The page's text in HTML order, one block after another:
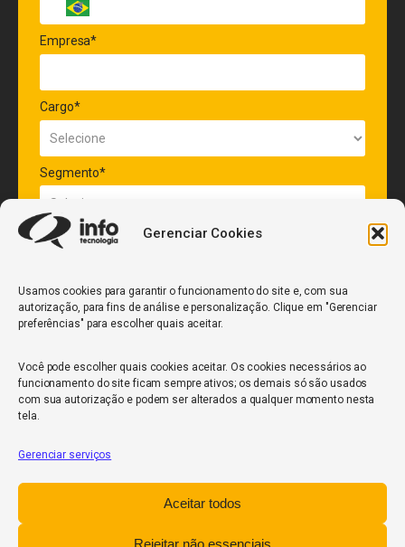
Gerenciar Cookies
Usamos cookies para garantir o funcionamento do site e, com sua
autorização, para fins de análise e personalização. Clique em "Gerenciar
preferências" para escolher quais aceitar.
Você pode escolher quais cookies aceitar. Os cookies necessários ao
funcionamento do site ficam sempre ativos; os demais só são usados
com sua autorização e podem ser alterados a qualquer momento nesta
tela.
Gerenciar serviços
Aceitar todos
Rejeitar não essenciais
Empresa*
Cargo*
Segmento*
Quantidade de veículos da frota*
ENVIAR
InfoCore
Relatório de Transparência Salarial